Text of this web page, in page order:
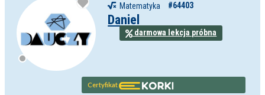
Matematyka #64403
Daniel
darmowa lekcja próbna
Certyfikat